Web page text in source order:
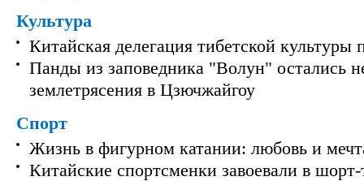
Культура
Китайская делегация тибетской культуры
Панды из заповедника "Волун" остались
землетрясения в Цзючжайгоу
Спорт
Жизнь в фигурном катании: любовь и
Китайские спортсменки завоевали в шорт-